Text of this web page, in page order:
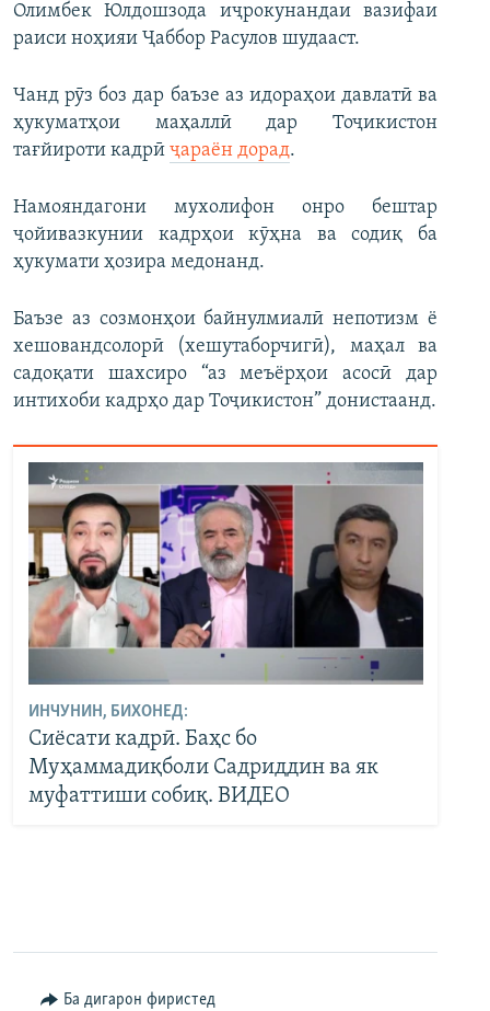
Олимбек Юлдошзода иҷрокунандаи вазифаи
раиси ноҳияи Ҷаббор Расулов шудааст.
Чанд рӯз боз дар баъзе аз идораҳои давлатӣ ва
ҳукуматҳои маҳаллӣ дар Тоҷикистон
тағйироти кадрӣ ҷараён дорад.
Намояндагони мухолифон онро бештар
ҷойивазкунии кадрҳои кӯҳна ва содиқ ба
ҳукумати ҳозира медонанд.
Баъзе аз созмонҳои байнулмиалӣ непотизм ё
хешовандсолорӣ (хешутаборчигӣ), маҳал ва
садоқати шахсиро “аз меъёрҳои асосӣ дар
интихоби кадрҳо дар Тоҷикистон” донистаанд.
ИНЧУНИН, БИХОНЕД:
Сиёсати кадрӣ. Баҳс бо
Муҳаммадиқболи Садриддин ва як
муфаттиши собиқ. ВИДЕО
Ба дигарон фиристед